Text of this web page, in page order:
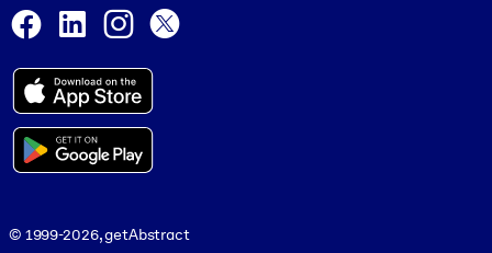
Facebook
LinkedInInstagram
© 1999-2026, getAbstract